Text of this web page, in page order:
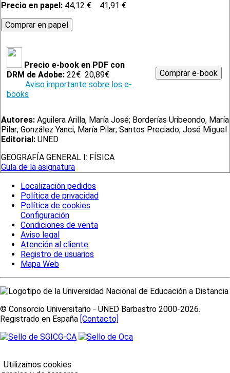
Precio en papel: 44,12 € 41,91 €
Precio e-book en PDF con
DRM de Adobe: 22€ 20,89€
Aviso importante sobre los e-
books
Autores: Aguilera Arilla, María José; Borderías Uribeondo, María
Pilar; González Yanci, María Pilar; Santos Preciado, José Miguel
Editorial: UNED
GEOGRAFÍA GENERAL I: FÍSICA
Guía de la asignatura
Localización pedidos
Política de privacidad
Política de cookies
Configuración
Condiciones de venta
Aviso legal
Atención al cliente
Registro de usuarios
Mapa Web
© Consorcio Universitario - UNED Barbastro 2000-2026.
Registrado en España [Contacto]
Utilizamos cookies